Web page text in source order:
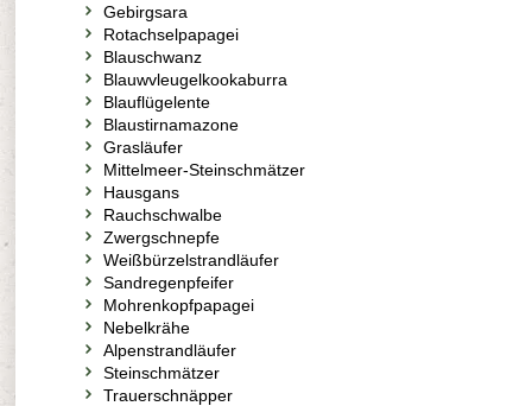
Gebirgsara
Rotachselpapagei
Blauschwanz
Blauwvleugelkookaburra
Blauflügelente
Blaustirnamazone
Grasläufer
Mittelmeer-Steinschmätzer
Hausgans
Rauchschwalbe
Zwergschnepfe
Weißbürzelstrandläufer
Sandregenpfeifer
Mohrenkopfpapagei
Nebelkrähe
Alpenstrandläufer
Steinschmätzer
Trauerschnäpper